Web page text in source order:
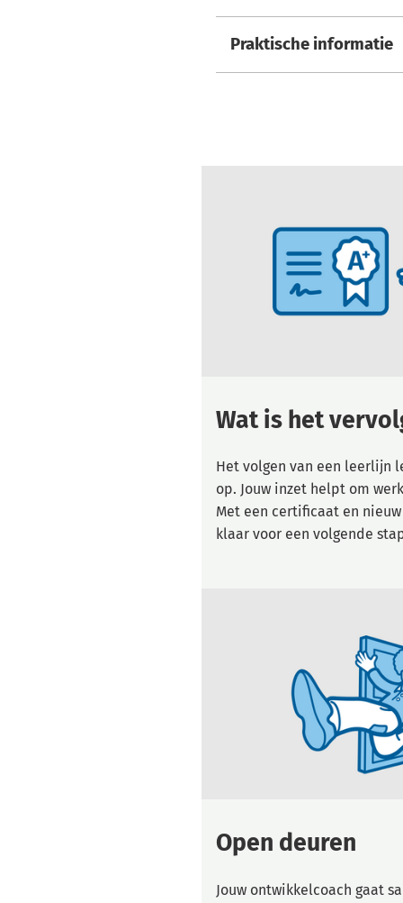
Praktische informatie
Wat is het
Het volgen van een leerlijn
op. Jouw inzet helpt om
Met een certificaat en
klaar voor een volgende
Open deuren
Jouw ontwikkelcoach gaat